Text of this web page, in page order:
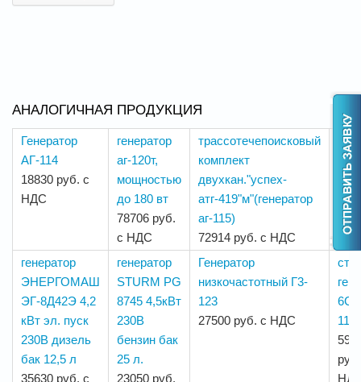
АНАЛОГИЧНАЯ ПРОДУКЦИЯ
Генератор
АГ-114
18830 руб. с
НДС
генератор
аг-120т,
мощностью
до 180 вт
78706 руб.
с НДС
трассотечепоисковый
комплект
двухкан."успех-
атг-419"м"(генератор
аг-115)
72914 руб. с НДС
ГТ-
генератор
ЭНЕРГОМАШ
ЭГ-8Д42Э 4,2
кВт эл. пуск
230В дизель
бак 12,5 л
35630 руб. с
генератор
STURM PG
8745 4,5кВт
230В
бензин бак
25 л.
23050 руб.
Генератор
низкочастотный Г3-
123
27500 руб. с НДС